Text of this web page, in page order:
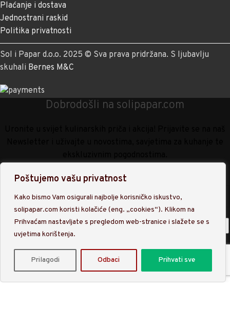
Poštujemo vašu privatnost
Kako bismo Vam osigurali najbolje korisničko iskustvo,
solipapar.com koristi kolačiće (eng. „cookies“). Klikom na
Prihvaćam nastavljate s pregledom web-stranice i slažete se s
uvjetima korištenja.
Prilagodi Odbaci Prihvati sve
Plaćanje i dostava
Jednostrani raskid
Politika privatnosti
Sol i Papar d.o.o. 2025 © Sva prava pridržana. S ljubavlju
skuhali Bernes M&C
Dobrodošli na solipapar.com
Upisom na našu listu Newslettra prihvaćate obradu osobnih
podataka sukladnoPolitici privatnosti
Trgovina